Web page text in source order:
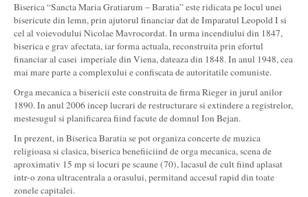
Biserica “Sancta Maria Gratiarum – Baratia” este ridicata pe locul unei
bisericute din lemn, prin ajutorul financiar dat de Imparatul Leopold I si
cel al voievodului Nicolae Mavrocordat. In urma incendiului din 1847,
biserica e grav afectata, iar forma actuala, reconstruita prin efortul
financiar al casei imperiale din Viena, dateaza din 1848. In anul 1948, cea
mai mare parte a complexului e confiscata de autoritatile comuniste.
Orga mecanica a bisericii este construita de firma Rieger in jurul anilor
1890. In anul 2006 incep lucrari de restructurare si extindere a registrelor,
mestesugul si planificarea fiind facute de domnul Ion Bejan.
In prezent, in Biserica Baratia se pot organiza concerte de muzica
religioasa si clasica, biserica benefiiciind de orga mecanica, scena de
aproximativ 15 mp si locuri pe scaune (70), lacasul de cult fiind aplasat
intr-o zona ultracentrala a orasului, permitand accesul rapid din toate
zonele capitalei.